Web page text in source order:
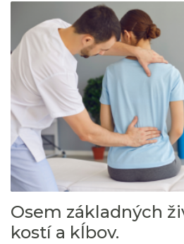
Osem základných
kostí a kĺbov.